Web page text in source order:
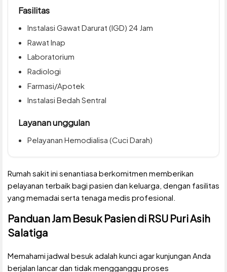
Fasilitas
Instalasi Gawat Darurat (IGD) 24 Jam
Rawat Inap
Laboratorium
Radiologi
Farmasi/Apotek
Instalasi Bedah Sentral
Layanan unggulan
Pelayanan Hemodialisa (Cuci Darah)
Rumah sakit ini senantiasa berkomitmen memberikan
pelayanan terbaik bagi pasien dan keluarga, dengan fasilitas
yang memadai serta tenaga medis profesional.
Panduan Jam Besuk Pasien di RSU Puri Asih
Salatiga
Memahami jadwal besuk adalah kunci agar kunjungan Anda
berjalan lancar dan tidak mengganggu proses